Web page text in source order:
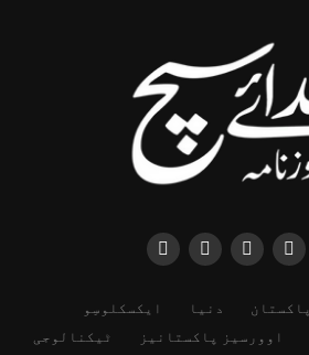
پاکستان دنیا
ایکسکلوسِو
اوورسیز پاکستانیز ٹیکنالوجی